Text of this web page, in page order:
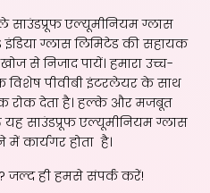
साउंडप्रूफ एल्यूमीनियम ग्लास
इंडिया ग्लास लिमिटेड की सहायक
से निजाद पायें। हमारा उच्च-
विशेष पीवीबी इंटरलेयर के साथ
रोक देता है। हल्के और मजबूत
साउंडप्रूफ एल्यूमीनियम ग्लास
कार्यगर होता है।
जल्द ही हमसे संपर्क करें!